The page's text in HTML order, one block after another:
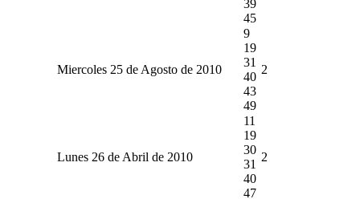
39
45
Miercoles 25 de Agosto de 2010
9
19
31
40
43
49
2
Lunes 26 de Abril de 2010
11
19
30
31
40
47
2